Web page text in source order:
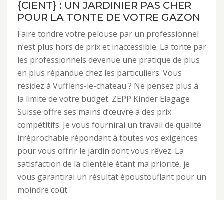
{CIENT} : UN JARDINIER PAS CHER
POUR LA TONTE DE VOTRE GAZON
Faire tondre votre pelouse par un professionnel
n’est plus hors de prix et inaccessible. La tonte par
les professionnels devenue une pratique de plus
en plus répandue chez les particuliers. Vous
résidez à Vufflens-le-chateau ? Ne pensez plus à
la limite de votre budget. ZEPP Kinder Elagage
Suisse offre ses mains d’œuvre a des prix
compétitifs. Je vous fournirai un travail de qualité
irréprochable répondant à toutes vos exigences
pour vous offrir le jardin dont vous rêvez. La
satisfaction de la clientèle étant ma priorité, je
vous garantirai un résultat époustouflant pour un
moindre coût.